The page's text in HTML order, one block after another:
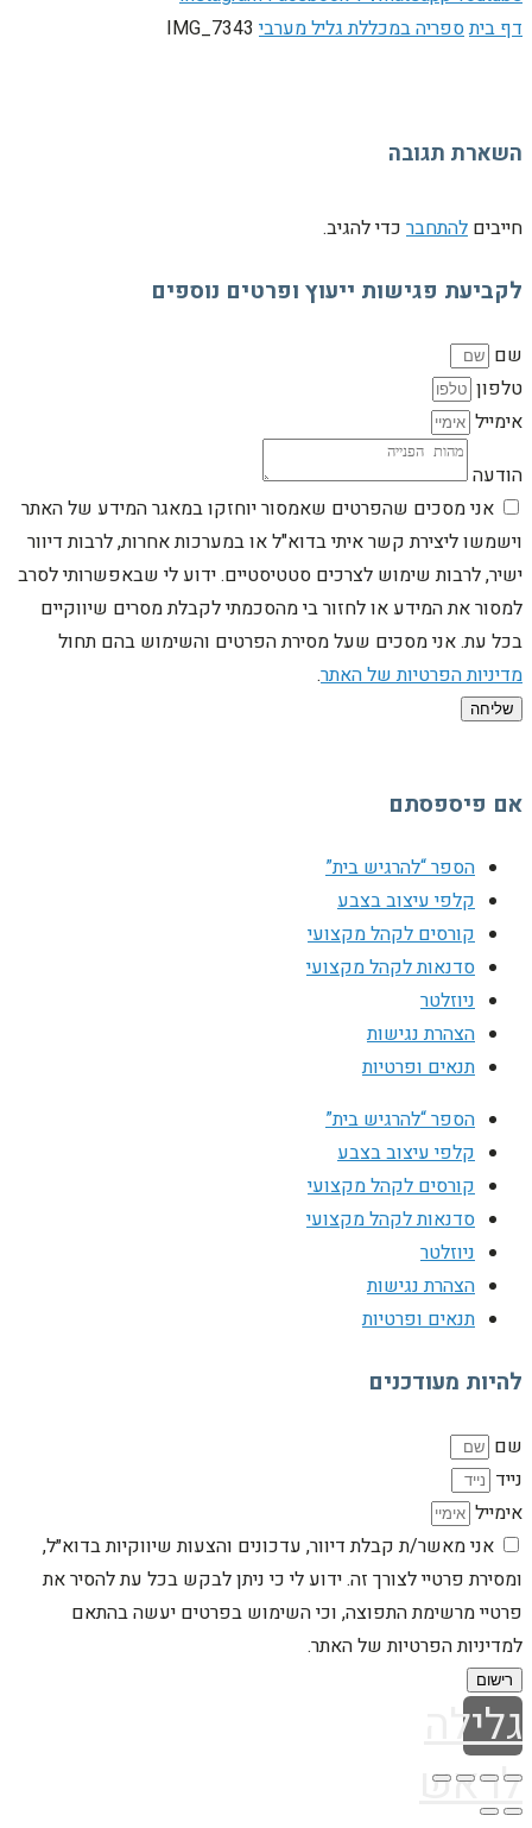
דף ביתספריה במכללת גליל מערבי IMG_7343
השארת תגובה
חייבים להתחבר כדי להגיב.
לקביעת פגישות ייעוץ ופרטים נוספים
שם
טלפון
אימייל
הודעה
אני מסכים שהפרטים שאמסור יוחזקו במאגר המידע של האתר
וישמשו ליצירת קשר איתי בדוא"ל או במערכות אחרות, לרבות דיוור
ישיר, לרבות שימוש לצרכים סטטיסטיים. ידוע לי שבאפשרותי לסרב
למסור את המידע או לחזור בי מהסכמתי לקבלת מסרים שיווקיים
בכל עת. אני מסכים שעל מסירת הפרטים והשימוש בהם תחול
מדיניות הפרטיות של האתר.
שליחה
אם פיספסתם
הספר “להרגיש בית”
קלפי עיצוב בצבע
קורסים לקהל מקצועי
סדנאות לקהל מקצועי
ניוזלטר
הצהרת נגישות
תנאים ופרטיות
הספר “להרגיש בית”
קלפי עיצוב בצבע
קורסים לקהל מקצועי
סדנאות לקהל מקצועי
ניוזלטר
הצהרת נגישות
תנאים ופרטיות
להיות מעודכנים
שם
נייד
אימייל
אני מאשר/ת קבלת דיוור, עדכונים והצעות שיווקיות בדוא״ל,
ומסירת פרטיי לצורך זה. ידוע לי כי ניתן לבקש בכל עת להסיר את
פרטיי מרשימת התפוצה, וכי השימוש בפרטים יעשה בהתאם
למדיניות הפרטיות של האתר.
רישום
גלילה
לראש